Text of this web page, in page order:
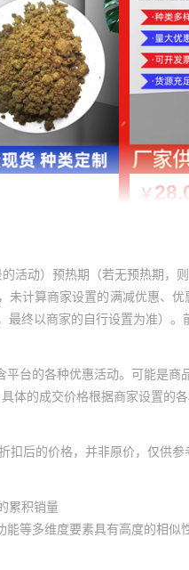
活动）预热期（若无预热期
计算商家设置的满减优惠、
终以商家的自行设置为准）
台的各种优惠活动。可能是
体的成交价格根据商家设置的
后的价格，并非原价，仅供参
累积销量
等多维度要素具有高度的相似